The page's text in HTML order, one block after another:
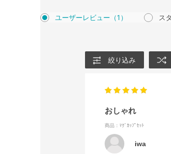
ユーザーレビュー （1） ス
絞り込み
おしゃれ
商品：ﾏｸﾞｶｯﾌﾟｾｯﾄ
iwa